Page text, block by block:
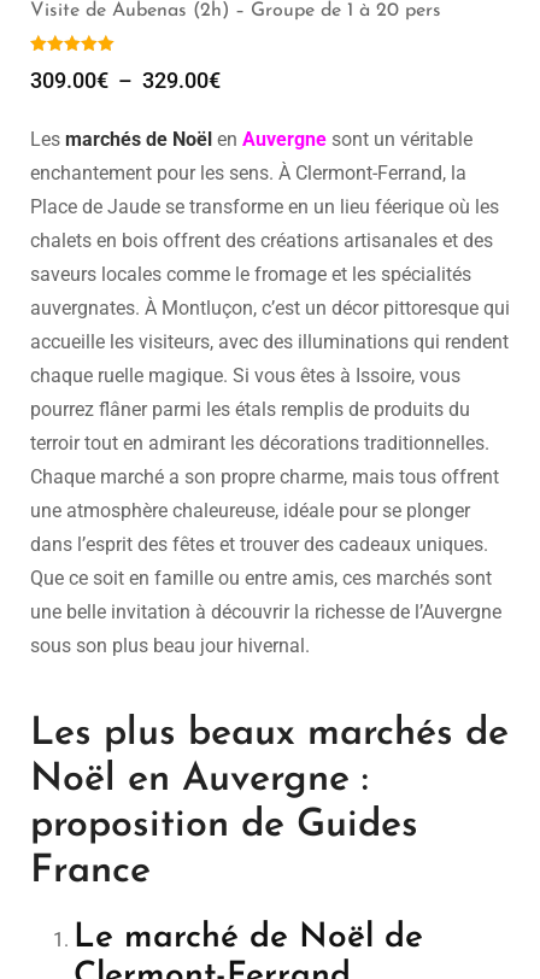
Visite de Aubenas (2h) – Groupe de 1 à 20 pers
309.00€ – 329.00€
Les marchés de Noël en Auvergne sont un véritable
enchantement pour les sens. À Clermont-Ferrand, la
Place de Jaude se transforme en un lieu féerique où les
chalets en bois offrent des créations artisanales et des
saveurs locales comme le fromage et les spécialités
auvergnates. À Montluçon, c’est un décor pittoresque qui
accueille les visiteurs, avec des illuminations qui rendent
chaque ruelle magique. Si vous êtes à Issoire, vous
pourrez flâner parmi les étals remplis de produits du
terroir tout en admirant les décorations traditionnelles.
Chaque marché a son propre charme, mais tous offrent
une atmosphère chaleureuse, idéale pour se plonger
dans l’esprit des fêtes et trouver des cadeaux uniques.
Que ce soit en famille ou entre amis, ces marchés sont
une belle invitation à découvrir la richesse de l’Auvergne
sous son plus beau jour hivernal.
Les plus beaux marchés de
Noël en Auvergne :
proposition de Guides
France
Le marché de Noël de